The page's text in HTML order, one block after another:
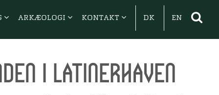
ARKÆOLOGI KONTAKT DK EN
i Latinerhaven